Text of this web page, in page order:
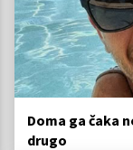
Doma ga čaka
drugo